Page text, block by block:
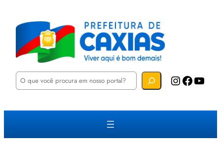
P
u
a
Instagram Facebook YouTube